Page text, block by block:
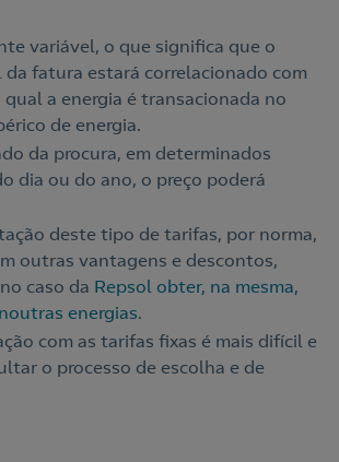
variável, o que significa que o
da fatura estará correlacionado com
qual a energia é transacionada no
de energia.
da procura, em determinados
dia ou do ano, o preço poderá
deste tipo de tarifas, por norma,
outras vantagens e descontos,
caso da Repsol obter, na mesma,
energias.
com as tarifas fixas é mais difícil e
o processo de escolha e de